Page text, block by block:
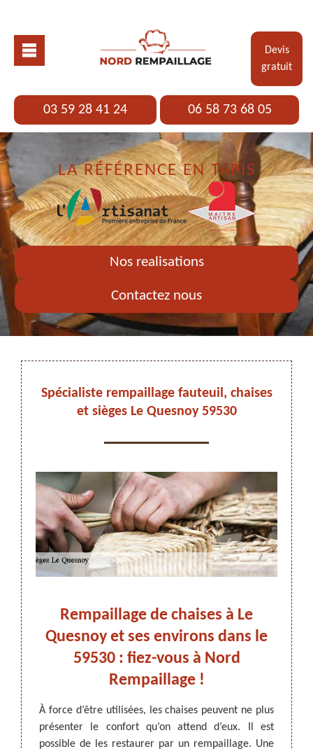
Devis
gratuit
03 59 28 41 24 06 58 73 68 05
LA RÉFÉRENCE EN TAPIS
Nos realisations
Contactez nous
ARTISAN DEZITTER , REMPAILLAGE -
CANNAGE - RECOLLAGE, 59 NORD
Spécialiste rempaillage fauteuil, chaises
et sièges Le Quesnoy 59530
à
le
Rempaillage de chaises à Le
Quesnoy et ses environs dans le
59530 : fiez-vous à Nord
Rempaillage !
À force d’être utilisées, les chaises peuvent ne plus
présenter le confort qu’on attend d’eux. Il est
possible de les restaurer par un rempaillage. Une
de
Pour